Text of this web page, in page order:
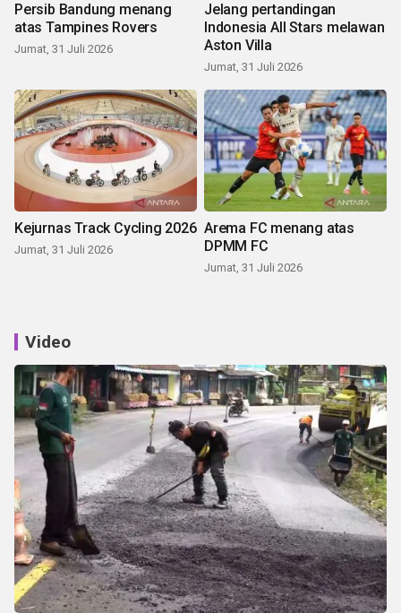
Persib Bandung menang
atas Tampines Rovers
Jumat, 31 Juli 2026
Jelang pertandingan
Indonesia All Stars melawan
Aston Villa
Jumat, 31 Juli 2026
Kejurnas Track Cycling 2026
Jumat, 31 Juli 2026
Arema FC menang atas
DPMM FC
Jumat, 31 Juli 2026
Video